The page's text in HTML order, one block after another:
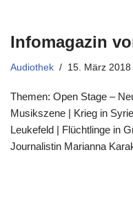
Infomagazin
Audiothek 15. März 2018
Themen: Open Stage –
Musikszene | Krieg in
Leukefeld | Flüchtlinge in
Journalistin Marianna